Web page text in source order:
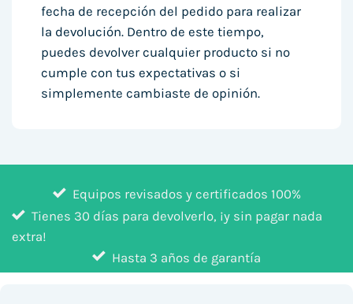
fecha de recepción del pedido para realizar
la devolución. Dentro de este tiempo,
puedes devolver cualquier producto si no
cumple con tus expectativas o si
simplemente cambiaste de opinión.
Equipos revisados y certificados 100%
Tienes 30 días para devolverlo, ¡y sin pagar nada
extra!
Hasta 3 años de garantía